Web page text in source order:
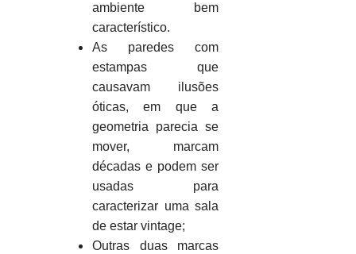
ambiente bem
característico.
As paredes com
estampas que
causavam ilusões
óticas, em que a
geometria parecia se
mover, marcam
décadas e podem ser
usadas para
caracterizar uma sala
de estar vintage;
Outras duas marcas